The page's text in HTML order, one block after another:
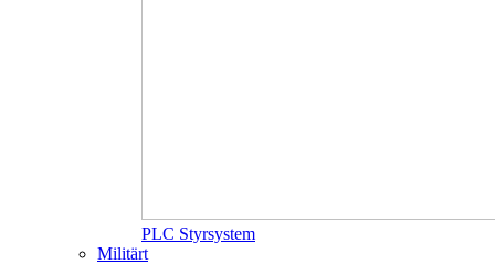
PLC Styrsystem
Militärt